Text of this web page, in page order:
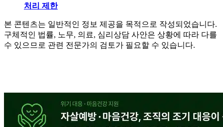
처리 제한
본 콘텐츠는 일반적인 정보 제공을 목적으로 작성되었습니다.
구체적인 법률, 노무, 의료, 심리상담 사안은 상황에 따라 다를
수 있으므로 관련 전문가의 검토가 필요할 수 있습니다.